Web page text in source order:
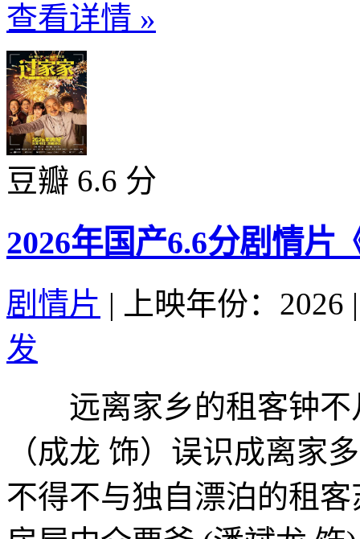
查看详情 »
豆瓣 6.6 分
2026年国产6.6分剧情片
剧情片 | 上映年份：2026 |
发
远离家乡的租客钟不
（成龙 饰）误识成离家
不得不与独自漂泊的租